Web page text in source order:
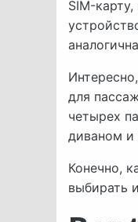
SIM-
для
четырех
диваном и
Конечно,
выбирать